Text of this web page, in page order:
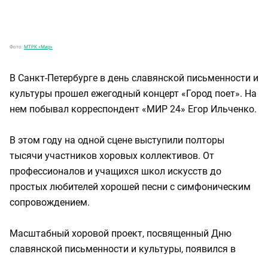
Фото: МТРК «Мир»
В Санкт-Петербурге в день славянской письменности и
культуры прошел ежегодный концерт «Город поет». На
нем побывал корреспондент «МИР 24» Егор Ильченко.
В этом году на одной сцене выступили полторы
тысячи участников хоровых коллективов. От
профессионалов и учащихся школ искусств до
простых любителей хорошей песни с симфоническим
сопровождением.
Масштабный хоровой проект, посвященный Дню
славянской письменности и культуры, появился в